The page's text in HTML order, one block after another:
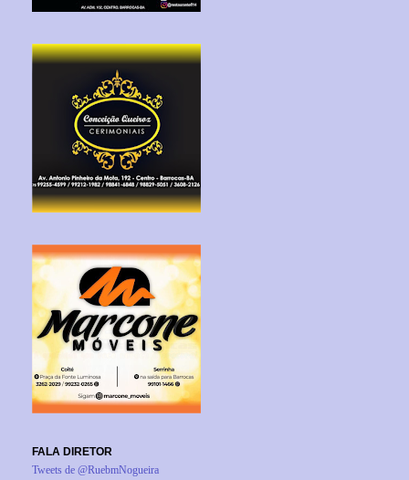
FALA DIRETOR
Tweets de @RuebmNogueira